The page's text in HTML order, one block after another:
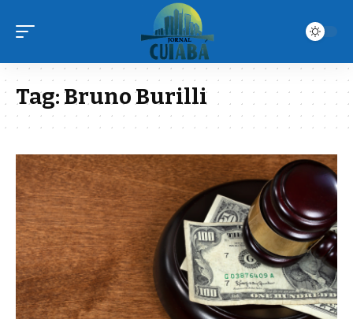
Tag:Bruno Burilli